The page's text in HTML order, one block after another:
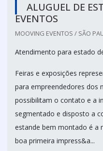
ALUGUEL DE
EVENTOS
MOOVING EVENTOS / SÃO
Atendimento para estado
Feiras e exposições
para empreendedores dos
possibilitam o contato e a
segmentado e disposto a
estande bem montado é a
boa primeira impress&a...